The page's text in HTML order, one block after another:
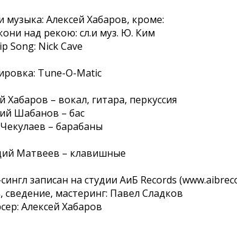
музыка: Алексей Хабаров, кроме:
над рекою: сл.и муз. Ю. Ким
Song: Nick Cave
Tune-O-Matic
Хабаров – вокал, гитара, перкуссия
Шабанов – бас
– барабаны
Матвеев – клавишные
записан на студии АиБ Records
сведение, мастеринг: Павел Сладков
Алексей Хабаров